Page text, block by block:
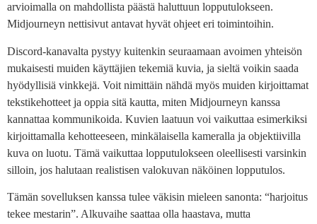
arvioimalla on mahdollista päästä haluttuun lopputulokseen.
Midjourneyn nettisivut antavat hyvät ohjeet eri toimintoihin.
Discord-kanavalta pystyy kuitenkin seuraamaan avoimen yhteisön
mukaisesti muiden käyttäjien tekemiä kuvia, ja sieltä voikin saada
hyödyllisiä vinkkejä. Voit nimittäin nähdä myös muiden kirjoittamat
tekstikehotteet ja oppia sitä kautta, miten Midjourneyn kanssa
kannattaa kommunikoida. Kuvien laatuun voi vaikuttaa esimerkiksi
kirjoittamalla kehotteeseen, minkälaisella kameralla ja objektiivilla
kuva on luotu. Tämä vaikuttaa lopputulokseen oleellisesti varsinkin
silloin, jos halutaan realistisen valokuvan näköinen lopputulos.
Tämän sovelluksen kanssa tulee väkisin mieleen sanonta: “harjoitus
tekee mestarin”. Alkuvaihe saattaa olla haastava, mutta